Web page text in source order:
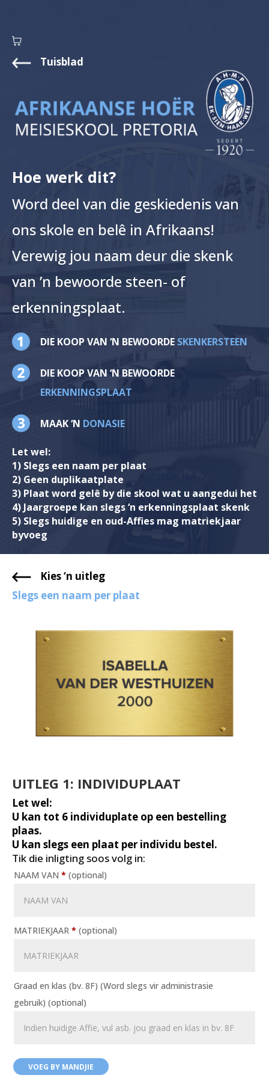
Tuisblad
Hoe werk dit?
Word deel van die geskiedenis van
ons skole en belê in Afrikaans!
Verewig jou naam deur die skenk
van ’n bewoorde steen- of
erkenningsplaat.
DIE KOOP VAN ‘N BEWOORDE SKENKERSTEEN
DIE KOOP VAN ‘N BEWOORDE
ERKENNINGSPLAAT
MAAK ‘N DONASIE
Let wel:
1) Slegs een naam per plaat
2) Geen duplikaatplate
3) Plaat word gelê by die skool wat u aangedui het
4) Jaargroepe kan slegs ‘n erkenningsplaat skenk
5) Slegs huidige en oud-Affies mag matriekjaar
byvoeg
Kies ‘n uitleg
Slegs een naam per plaat
UITLEG 1: INDIVIDUPLAAT
Let wel:
U kan tot 6 individuplate op een bestelling
plaas.
U kan slegs een plaat per individu bestel.
Tik die inligting soos volg in:
NAAM VAN * (optional)
MATRIEKJAAR * (optional)
Graad en klas (bv. 8F) (Word slegs vir administrasie
gebruik) (optional)
VOEG BY MANDJIE